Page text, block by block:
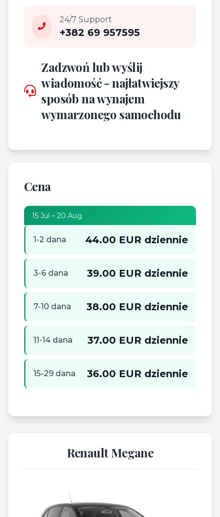
24/7 Support
+382 69 957595
Zadzwoń lub wyślij
wiadomość - najłatwiejszy
sposób na wynajem
wymarzonego samochodu
Cena
15 Jul – 20 Aug
1-2 dana 44.00 EUR dziennie
3-6 dana 39.00 EUR dziennie
7-10 dana 38.00 EUR dziennie
11-14 dana 37.00 EUR dziennie
15-29 dana 36.00 EUR dziennie
Renault Megane